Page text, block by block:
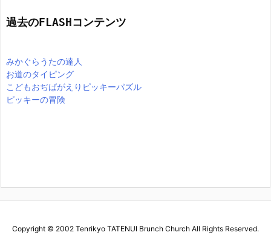
過去のFLASHコンテンツ
みかぐらうたの達人
お道のタイピング
こどもおぢばがえりピッキーパズル
ピッキーの冒険
Copyright © 2002 Tenrikyo TATENUI Brunch Church All Rights Reserved.